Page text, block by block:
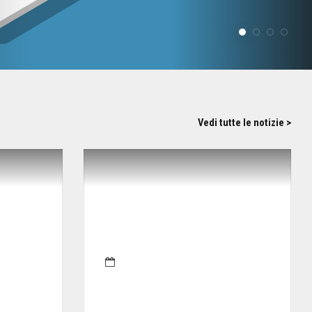
Vedi tutte le notizie >